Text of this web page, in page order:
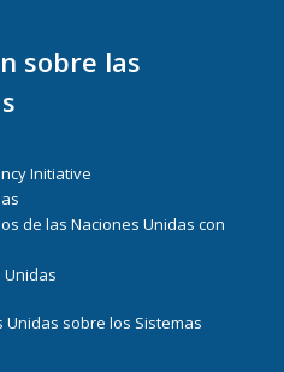
sobre las
Initiative
de las Naciones Unidas con
Unidas
Unidas sobre los Sistemas